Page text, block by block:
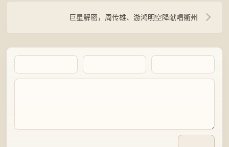
巨星解密，周传雄、游鸿明空降献唱衢州